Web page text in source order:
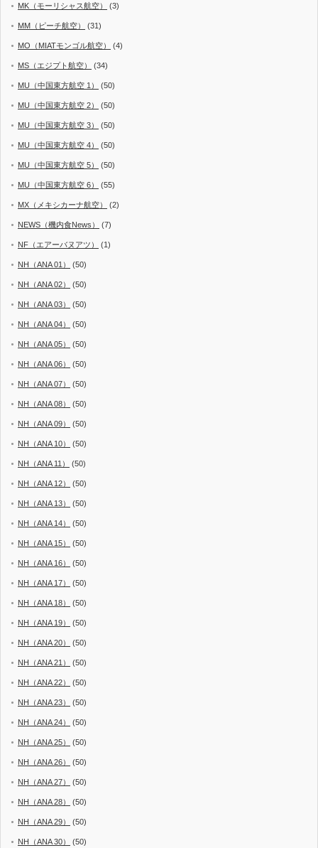
MK（モーリシャス航空） (3)
MM（ピーチ航空） (31)
MO（MIATモンゴル航空） (4)
MS（エジプト航空） (34)
MU（中国東方航空 1） (50)
MU（中国東方航空 2） (50)
MU（中国東方航空 3） (50)
MU（中国東方航空 4） (50)
MU（中国東方航空 5） (50)
MU（中国東方航空 6） (55)
MX（メキシカーナ航空） (2)
NEWS（機内食News） (7)
NF（エアーバヌアツ） (1)
NH（ANA 01） (50)
NH（ANA 02） (50)
NH（ANA 03） (50)
NH（ANA 04） (50)
NH（ANA 05） (50)
NH（ANA 06） (50)
NH（ANA 07） (50)
NH（ANA 08） (50)
NH（ANA 09） (50)
NH（ANA 10） (50)
NH（ANA 11） (50)
NH（ANA 12） (50)
NH（ANA 13） (50)
NH（ANA 14） (50)
NH（ANA 15） (50)
NH（ANA 16） (50)
NH（ANA 17） (50)
NH（ANA 18） (50)
NH（ANA 19） (50)
NH（ANA 20） (50)
NH（ANA 21） (50)
NH（ANA 22） (50)
NH（ANA 23） (50)
NH（ANA 24） (50)
NH（ANA 25） (50)
NH（ANA 26） (50)
NH（ANA 27） (50)
NH（ANA 28） (50)
NH（ANA 29） (50)
NH（ANA 30） (50)